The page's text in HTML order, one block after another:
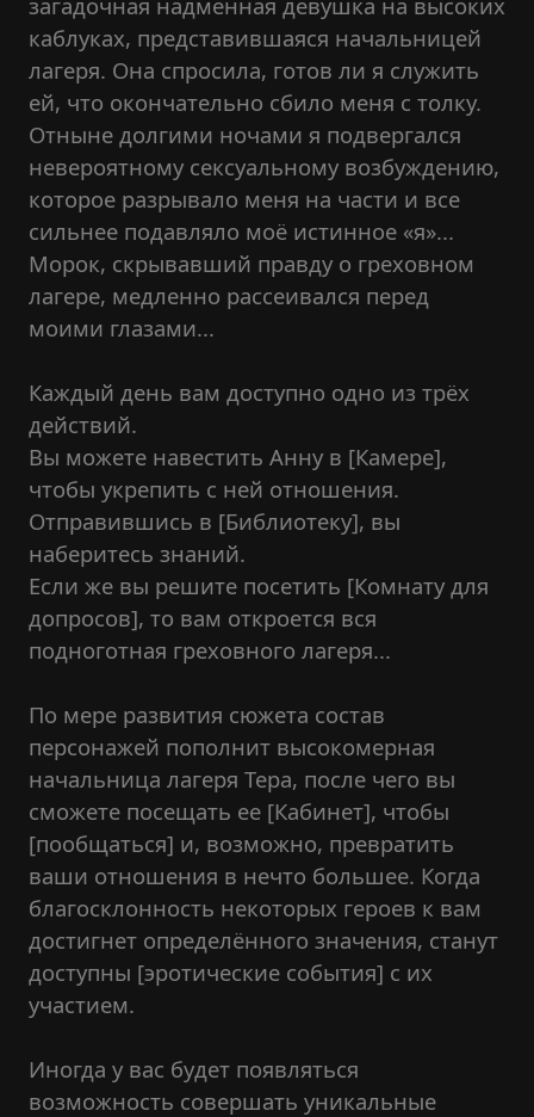
каблуках, представившаяся начальницей
лагеря. Она спросила, готов ли я служить
ей, что окончательно сбило меня с толку.
Отныне долгими ночами я подвергался
невероятному сексуальному возбуждению,
которое разрывало меня на части и все
сильнее подавляло моё истинное «я»...
Морок, скрывавший правду о греховном
лагере, медленно рассеивался перед
моими глазами...
Каждый день вам доступно одно из трёх
действий.
Вы можете навестить Анну в [Камере],
чтобы укрепить с ней отношения.
Отправившись в [Библиотеку], вы
наберитесь знаний.
Если же вы решите посетить [Комнату для
допросов], то вам откроется вся
подноготная греховного лагеря...
По мере развития сюжета состав
персонажей пополнит высокомерная
начальница лагеря Тера, после чего вы
сможете посещать ее [Кабинет], чтобы
[пообщаться] и, возможно, превратить
ваши отношения в нечто большее. Когда
благосклонность некоторых героев к вам
достигнет определённого значения, станут
доступны [эротические события] с их
участием.
Иногда у вас будет появляться
возможность совершать уникальные